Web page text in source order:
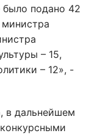
подано 42
– 15,
– 12», -
в дальнейшем